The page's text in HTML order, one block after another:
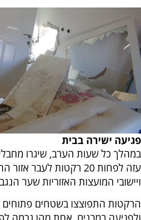
פגיעה ישירה בבית
במהלך כל שעות הערב, שיגרו
עזה לפחות 20 רקטות לעבר
ויישובי המועצות האזוריות שער
הרקטות התפוצצו בשטחים פתוחים